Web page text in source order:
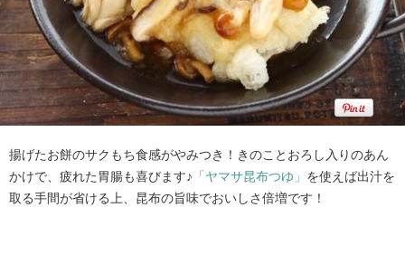
揚げたお餅のサクもち食感がやみつき！きのことおろし入りのあん
かけで、疲れた胃腸も喜びます♪ 「ヤマサ昆布つゆ」 を使えば出汁を
取る手間が省ける上、昆布の旨味でおいしさ倍増です！